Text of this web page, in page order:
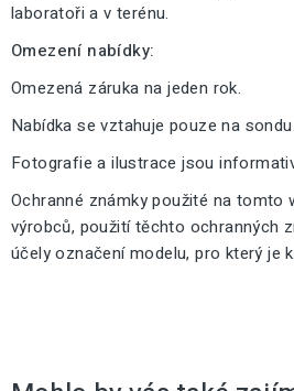
laboratoři a v terénu.
Omezení nabídky:
Omezená záruka na jeden rok.
Nabídka se vztahuje pouze na sondu.
Fotografie a ilustrace jsou
Ochranné známky použité na tomto
výrobců, použití těchto ochranných
účely označení modelu, pro který je